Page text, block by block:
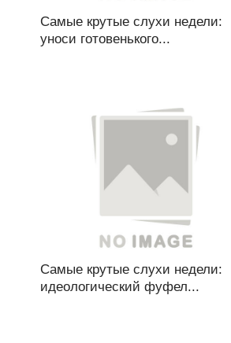
Самые крутые слухи недели:
уноси готовенького...
Самые крутые слухи недели:
идеологический фуфел...